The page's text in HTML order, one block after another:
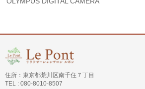
住所：東京都荒川区南千住７丁目
TEL : 080-8010-8507